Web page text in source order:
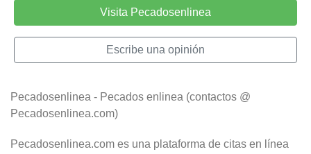
Visita Pecadosenlinea
Escribe una opinión
Pecadosenlinea - Pecados enlinea (contactos @
Pecadosenlinea.com)
Pecadosenlinea.com es una plataforma de citas en línea